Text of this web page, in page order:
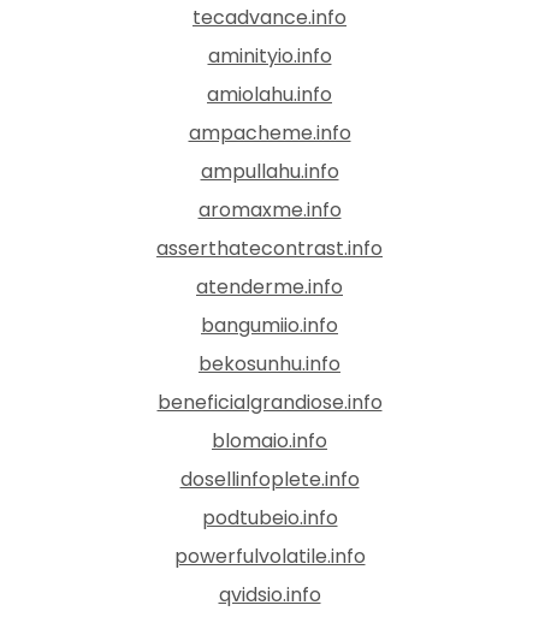
tecadvance.info
aminityio.info
amiolahu.info
ampacheme.info
ampullahu.info
aromaxme.info
asserthatecontrast.info
atenderme.info
bangumiio.info
bekosunhu.info
beneficialgrandiose.info
blomaio.info
dosellinfoplete.info
podtubeio.info
powerfulvolatile.info
qvidsio.info